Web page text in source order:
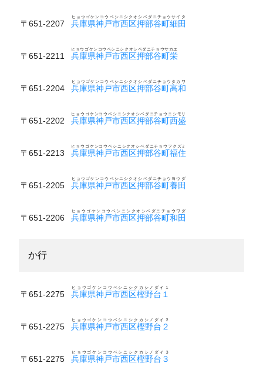
〒651-2207 兵庫県神戸市西区押部谷町細田
ヒョウゴケンコウベシニシクオシベダニチョウサイタ
〒651-2211 兵庫県神戸市西区押部谷町栄
ヒョウゴケンコウベシニシクオシベダニチョウサカエ
〒651-2204 兵庫県神戸市西区押部谷町高和
ヒョウゴケンコウベシニシクオシベダニチョウタカワ
〒651-2202 兵庫県神戸市西区押部谷町西盛
ヒョウゴケンコウベシニシクオシベダニチョウニシモリ
〒651-2213 兵庫県神戸市西区押部谷町福住
ヒョウゴケンコウベシニシクオシベダニチョウフクズミ
〒651-2205 兵庫県神戸市西区押部谷町養田
ヒョウゴケンコウベシニシクオシベダニチョウヨウダ
〒651-2206 兵庫県神戸市西区押部谷町和田
ヒョウゴケンコウベシニシクオシベダニチョウワダ
か行
〒651-2275 兵庫県神戸市西区樫野台１
ヒョウゴケンコウベシニシクカシノダイ１
〒651-2275 兵庫県神戸市西区樫野台２
ヒョウゴケンコウベシニシクカシノダイ２
〒651-2275 兵庫県神戸市西区樫野台３
ヒョウゴケンコウベシニシクカシノダイ３